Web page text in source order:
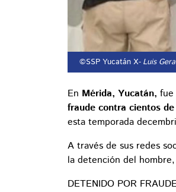
©SSP Yucatán X- Luis
En Mérida, Yucatán,
fraude contra cientos
esta temporada
A través de sus redes
la detención del
DETENIDO POR